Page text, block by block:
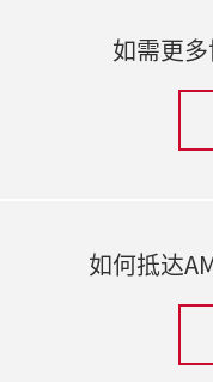
如需更
如何抵达